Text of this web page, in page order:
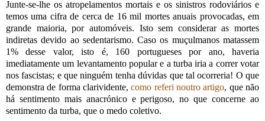
Junte-se-lhe os atropelamentos mortais e os sinistros rodoviários e
temos uma cifra de cerca de 16 mil mortes anuais provocadas, em
grande maioria, por automóveis. Isto sem considerar as mortes
indiretas devido ao sedentarismo. Caso os muçulmanos matassem
1% desse valor, isto é, 160 portugueses por ano, haveria
imediatamente um levantamento popular e a turba iria a correr votar
nos fascistas; e que ninguém tenha dúvidas que tal ocorreria! O que
demonstra de forma clarividente,como referi noutro artigo, que não
há sentimento mais anacrónico e perigoso, no que concerne ao
sentimento da turba, que o medo coletivo.